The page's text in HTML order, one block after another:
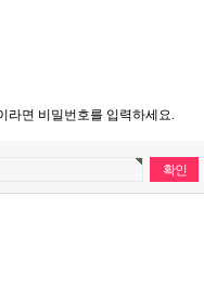
라면 비밀번호를 입력하세요.